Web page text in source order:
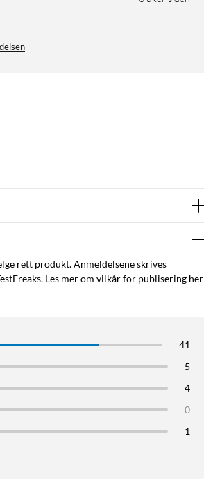
rett produkt. Anmeldelsene skrives
Les mer om vilkår for publisering her
41
5
4
0
1